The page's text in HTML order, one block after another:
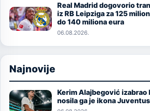
Image
Real Madrid dogovorio
iz RB Leipziga za 125
do 140 miliona eura
06.08.2026.
Najnovije
Image
Kerim Alajbegović izabrao
nosila ga je ikona